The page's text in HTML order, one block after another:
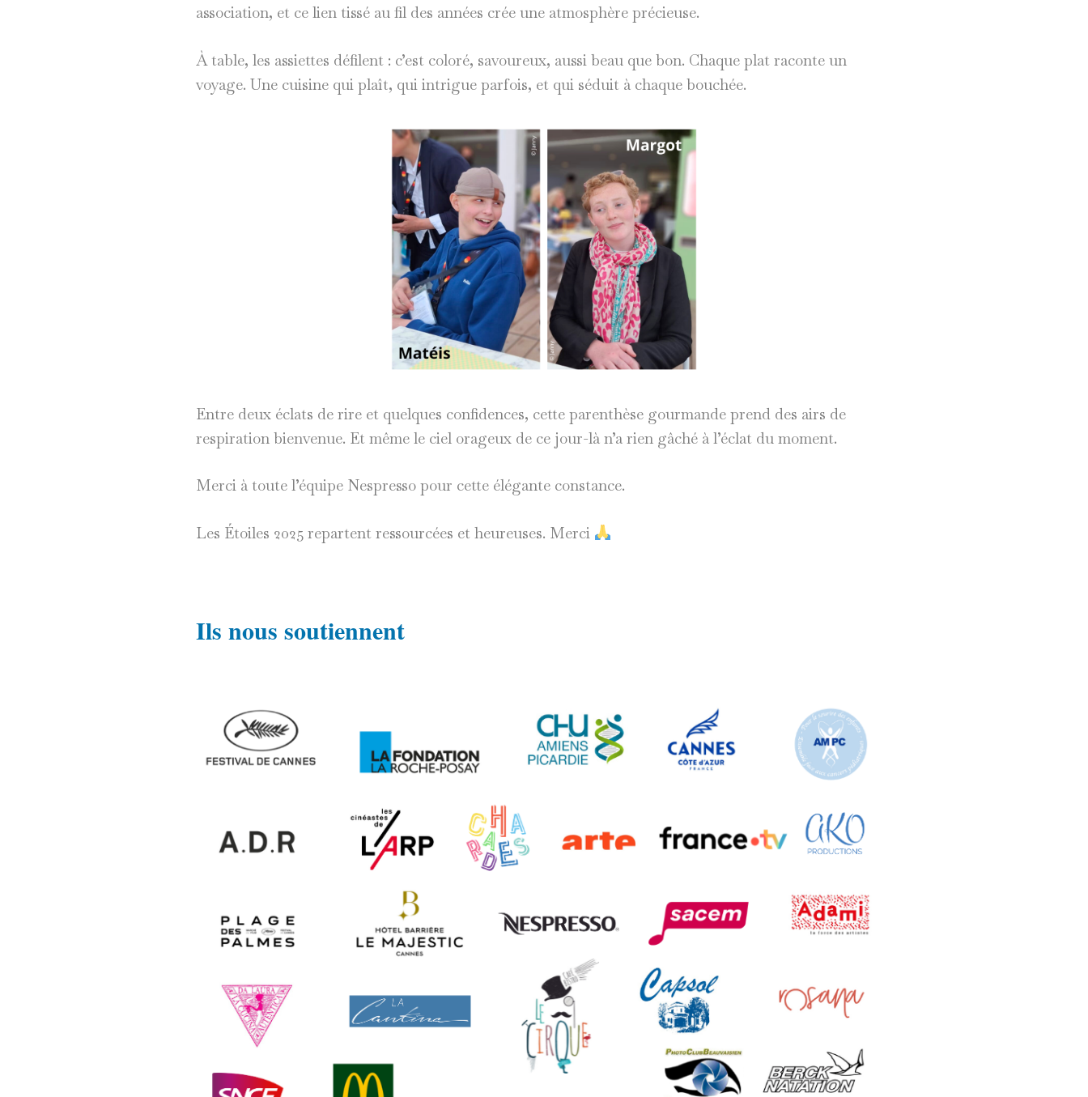
association, et ce lien tissé au fil des années crée une atmosphère précieuse.
À table, les assiettes défilent : c’est coloré, savoureux, aussi beau que bon. Chaque plat raconte un
voyage. Une cuisine qui plaît, qui intrigue parfois, et qui séduit à chaque bouchée.
Entre deux éclats de rire et quelques confidences, cette parenthèse gourmande prend des airs de
respiration bienvenue. Et même le ciel orageux de ce jour-là n’a rien gâché à l’éclat du moment.
Merci à toute l’équipe Nespresso pour cette élégante constance.
Les Étoiles 2025 repartent ressourcées et heureuses. Merci
Ils nous soutiennent